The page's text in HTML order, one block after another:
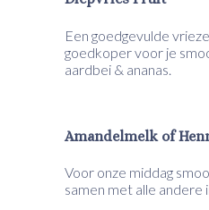
Een goedgevulde
goedkoper voor je
aardbei & ananas.
Amandelmelk of
Voor onze middag
samen met alle andere